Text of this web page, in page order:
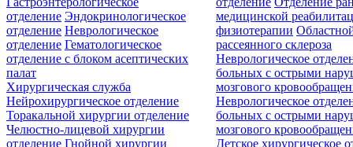
отделение Эндокринологическое
отделение Неврологическое
отделение Гематологическое
отделение c блоком асептических
палат
медицинской
физиотерапии
рассеянного склероза
Неврологическое
больных с острыми
мозгового
Неврологическое
больных с острыми
мозгового
Хирургическая служба
Нейрохирургическое отделение
Торакальной хирургии отделение
Челюстно-лицевой хирургии
отделение Гнойной хирургии
Детское хирургическое